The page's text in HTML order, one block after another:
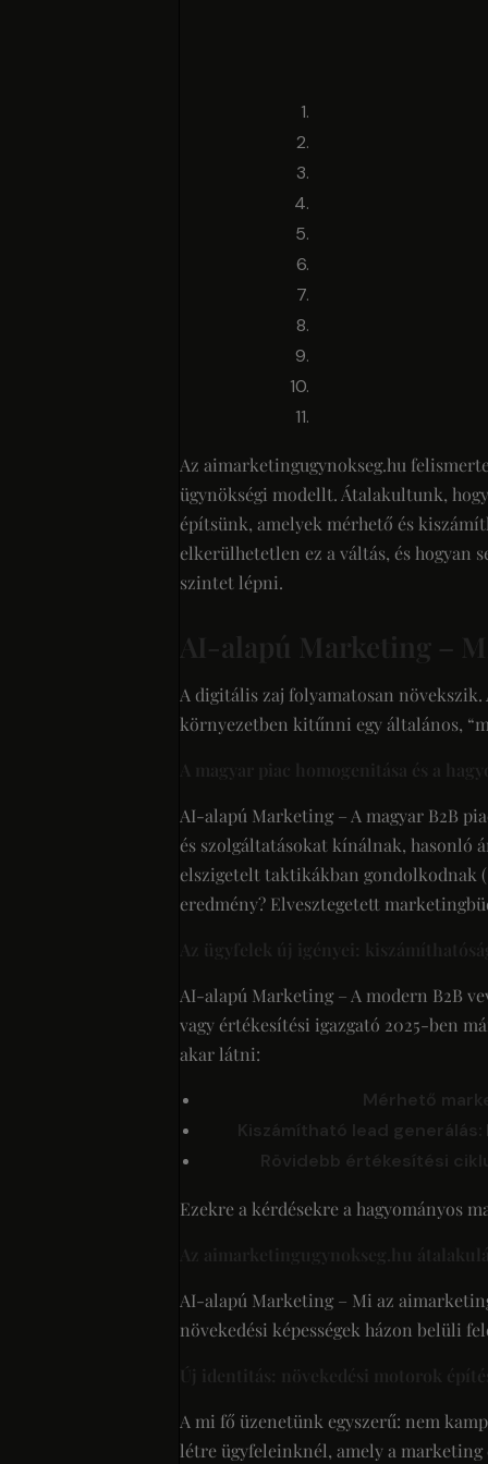
Az aimarketingugynokseg.hu
ügynökségi modellt. Átalakultunk,
építsünk, amelyek mérhető és
elkerülhetetlen ez a váltás, és hogyan
szintet lépni.
AI-alapú Marketing –
A digitális zaj folyamatosan növekszik.
környezetben kitűnni egy általános,
A magyar piac homogenitása és a
AI-alapú Marketing – A magyar B2B
és szolgáltatásokat kínálnak, hasonló
elszigetelt taktikákban gondolkodnak
eredmény? Elvesztegetett
Az ügyfelek új igényei:
AI-alapú Marketing – A modern B2B
vagy értékesítési igazgató 2025-ben
akar látni:
Mérhető
Kiszámítható lead generálás:
Rövidebb értékesítési
Ezekre a kérdésekre a hagyományos
Az aimarketingugynokseg.hu
AI-alapú Marketing – Mi az
növekedési képességek házon belüli
Új identitás: növekedési motorok
A mi fő üzenetünk egyszerű: nem
létre ügyfeleinknél, amely a marketing